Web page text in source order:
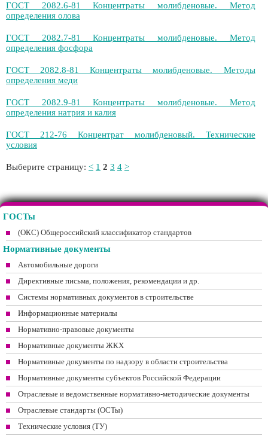
ГОСТ 2082.6-81 Концентраты молибденовые. Метод
определения олова
ГОСТ 2082.7-81 Концентраты молибденовые. Метод
определения фосфора
ГОСТ 2082.8-81 Концентраты молибденовые. Методы
определения меди
ГОСТ 2082.9-81 Концентраты молибденовые. Метод
определения натрия и калия
ГОСТ 212-76 Концентрат молибденовый. Технические
условия
Выберите страницу: < 1 2 3 4 >
ГОСТы
(ОКС) Общероссийский классификатор стандартов
Нормативные документы
Автомобильные дороги
Директивные письма, положения, рекомендации и др.
Системы нормативных документов в строительстве
Информационные материалы
Нормативно-правовые документы
Нормативные документы ЖКХ
Нормативные документы по надзору в области строительства
Нормативные документы субъектов Российской Федерации
Отраслевые и ведомственные нормативно-методические документы
Отраслевые стандарты (ОСТы)
Технические условия (ТУ)